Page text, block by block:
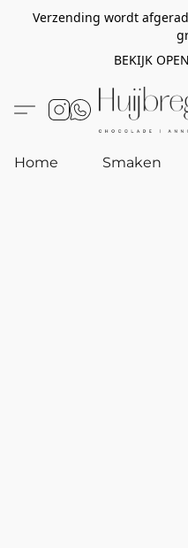
Verzending wordt
BEKIJK
Home Smaken